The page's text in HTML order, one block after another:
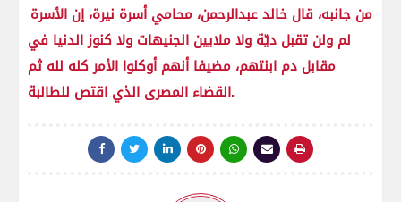
من جانبه، قال خالد عبدالرحمن، محامي أسرة نيرة، إن الأسرة
لم ولن تقبل ديّة ولا ملايين الجنيهات ولا كنوز الدنيا في
مقابل دم ابنتهم، مضيفا أنهم أوكلوا الأمر كله لله ثم
القضاء المصرى الذي اقتص للطالبة.